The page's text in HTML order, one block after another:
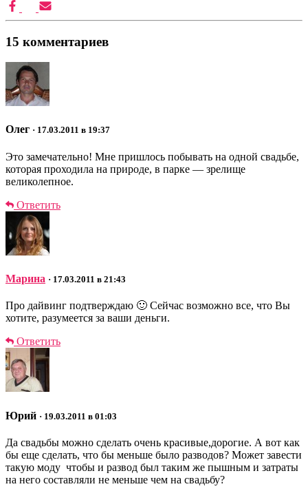
15 комментариев
Олег · 17.03.2011 в 19:37
Это замечательно! Мне пришлось побывать на одной свадьбе,
которая проходила на природе, в парке — зрелище
великолепное.
Ответить
Марина · 17.03.2011 в 21:43
Про дайвинг подтверждаю 🙂 Сейчас возможно все, что Вы
хотите, разумеется за ваши деньги.
Ответить
Юрий · 19.03.2011 в 01:03
Да свадьбы можно сделать очень красивые,дорогие. А вот как
бы еще сделать, что бы меньше было разводов? Может завести
такую моду чтобы и развод был таким же пышным и затраты
на него составляли не меньше чем на свадьбу?